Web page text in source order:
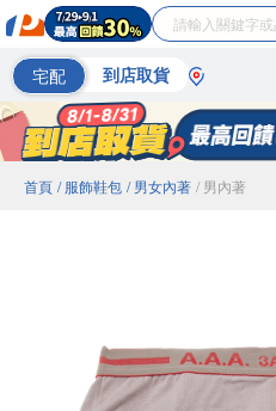
宅配 到店取貨
首頁 / 服飾鞋包 / 男女內著 / 男內著